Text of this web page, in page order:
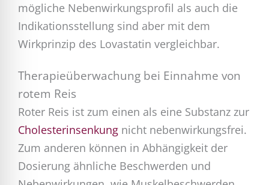
mögliche Nebenwirkungsprofil als auch die
Indikationsstellung sind aber mit dem
Wirkprinzip des Lovastatin vergleichbar.
Therapieüberwachung bei Einnahme von
rotem Reis
Roter Reis ist zum einen als eine Substanz zur
Cholesterinsenkung nicht nebenwirkungsfrei.
Zum anderen können in Abhängigkeit der
Dosierung ähnliche Beschwerden und